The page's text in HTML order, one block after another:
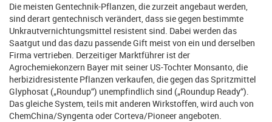
Die meisten Gentechnik-Pflanzen, die zurzeit angebaut werden,
sind derart gentechnisch verändert, dass sie gegen bestimmte
Unkrautvernichtungsmittel resistent sind. Dabei werden das
Saatgut und das dazu passende Gift meist von ein und derselben
Firma vertrieben. Derzeitiger Marktführer ist der
Agrochemiekonzern Bayer mit seiner US-Tochter Monsanto, die
herbizidresistente Pflanzen verkaufen, die gegen das Spritzmittel
Glyphosat („Roundup“) unempfindlich sind („Roundup Ready“).
Das gleiche System, teils mit anderen Wirkstoffen, wird auch von
ChemChina/Syngenta oder Corteva/Pioneer angeboten.